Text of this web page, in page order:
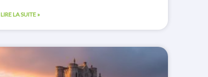
LIRE LA SUITE »